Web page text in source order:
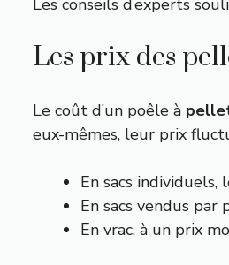
Les prix des
Le coût d’un poêle à
eux-mêmes, leur prix
En sacs
En sacs vendus
En vrac, à un prix